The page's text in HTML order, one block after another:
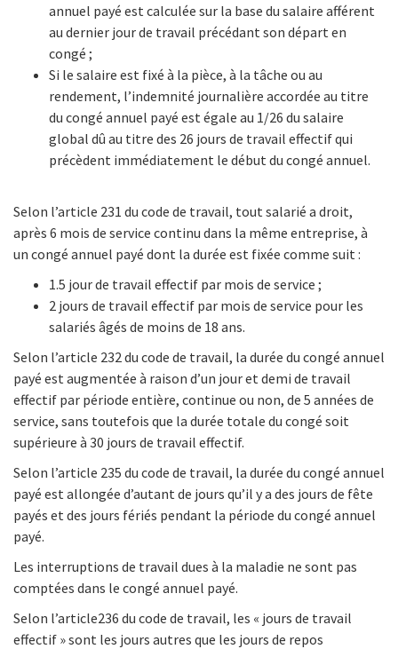
annuel payé est calculée sur la base du salaire afférent
au dernier jour de travail précédant son départ en
congé ;
Si le salaire est fixé à la pièce, à la tâche ou au
rendement, l’indemnité journalière accordée au titre
du congé annuel payé est égale au 1/26 du salaire
global dû au titre des 26 jours de travail effectif qui
précèdent immédiatement le début du congé annuel.
Selon l’article 231 du code de travail, tout salarié a droit,
après 6 mois de service continu dans la même entreprise, à
un congé annuel payé dont la durée est fixée comme suit :
1.5 jour de travail effectif par mois de service ;
2 jours de travail effectif par mois de service pour les
salariés âgés de moins de 18 ans.
Selon l’article 232 du code de travail, la durée du congé annuel
payé est augmentée à raison d’un jour et demi de travail
effectif par période entière, continue ou non, de 5 années de
service, sans toutefois que la durée totale du congé soit
supérieure à 30 jours de travail effectif.
Selon l’article 235 du code de travail, la durée du congé annuel
payé est allongée d’autant de jours qu’il y a des jours de fête
payés et des jours fériés pendant la période du congé annuel
payé.
Les interruptions de travail dues à la maladie ne sont pas
comptées dans le congé annuel payé.
Selon l’article236 du code de travail, les « jours de travail
effectif » sont les jours autres que les jours de repos